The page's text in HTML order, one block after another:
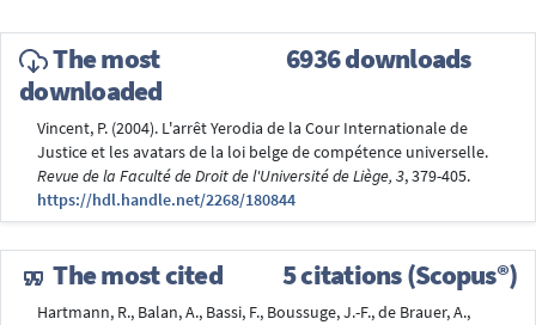
The most
downloaded
6936 downloads
Vincent, P. (2004). L'arrêt Yerodia de la Cour Internationale de
Justice et les avatars de la loi belge de compétence universelle.
Revue de la Faculté de Droit de l'Université de Liège, 3, 379-405.
https://hdl.handle.net/2268/180844
The most cited 5 citations (Scopus®)
Hartmann, R., Balan, A., Bassi, F., Boussuge, J.-F., de Brauer, A.,